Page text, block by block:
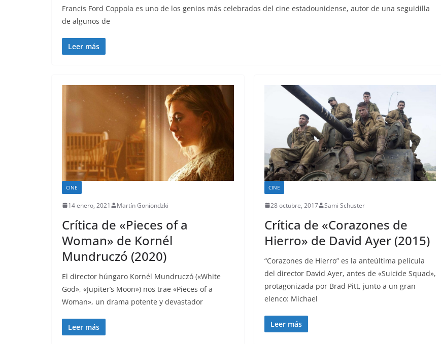
Francis Ford Coppola es uno de los genios más celebrados del cine estadounidense, autor de una seguidilla
de algunos de
Leer más
CINE
14 enero, 2021 Martín Goniondzki
Crítica de «Pieces of a
Woman» de Kornél
Mundruczó (2020)
El director húngaro Kornél Mundruczó («White
God», «Jupiter’s Moon») nos trae «Pieces of a
Woman», un drama potente y devastador
Leer más
CINE
28 octubre, 2017 Sami Schuster
Crítica de «Corazones de
Hierro» de David Ayer (2015)
“Corazones de Hierro” es la anteúltima película
del director David Ayer, antes de «Suicide Squad»,
protagonizada por Brad Pitt, junto a un gran
elenco: Michael
Leer más